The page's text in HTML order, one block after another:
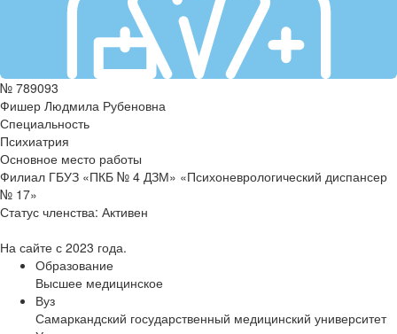
№ 789093
Фишер Людмила Рубеновна
Специальность
Психиатрия
Основное место работы
Филиал ГБУЗ «ПКБ № 4 ДЗМ» «Психоневрологический диспансер
№ 17»
Статус членства: Активен
На сайте с 2023 года.
Образование
Высшее медицинское
Вуз
Самаркандский государственный медицинский университет